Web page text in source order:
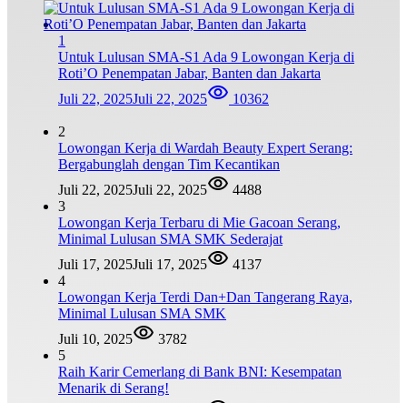
1
Untuk Lulusan SMA-S1 Ada 9 Lowongan Kerja di
Roti’O Penempatan Jabar, Banten dan Jakarta
Juli 22, 2025Juli 22, 2025 10362
2
Lowongan Kerja di Wardah Beauty Expert Serang:
Bergabunglah dengan Tim Kecantikan
Juli 22, 2025Juli 22, 2025
4488
3
Lowongan Kerja Terbaru di Mie Gacoan Serang,
Minimal Lulusan SMA SMK Sederajat
Juli 17, 2025Juli 17, 2025
4137
4
Lowongan Kerja Terdi Dan+Dan Tangerang Raya,
Minimal Lulusan SMA SMK
Juli 10, 2025
3782
5
Raih Karir Cemerlang di Bank BNI: Kesempatan
Menarik di Serang!